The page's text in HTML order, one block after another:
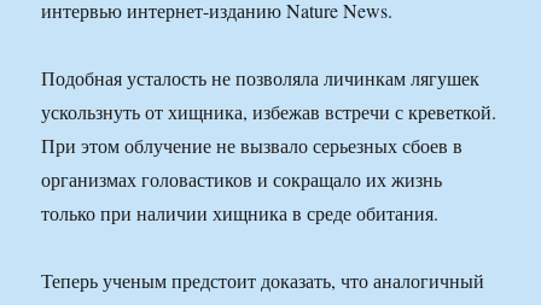
интервью интернет-изданию Nature News.
Подобная усталость не позволяла личинкам лягушек
ускользнуть от хищника, избежав встречи с креветкой.
При этом облучение не вызвало серьезных сбоев в
организмах головастиков и сокращало их жизнь
только при наличии хищника в среде обитания.
Теперь ученым предстоит доказать, что аналогичный